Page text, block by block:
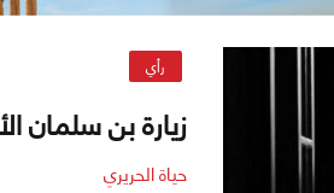
رأي
زيارة بن سلمان
حياة الحريري